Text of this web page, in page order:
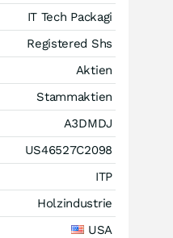
IT Tech Packagi
Registered Shs
Aktien
Stammaktien
A3DMDJ
US46527C2098
ITP
Holzindustrie
USA